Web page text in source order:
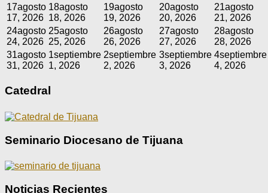
17agosto
17, 2026
18agosto
18, 2026
19agosto
19, 2026
20agosto
20, 2026
21agosto
21, 2026
24agosto
24, 2026
25agosto
25, 2026
26agosto
26, 2026
27agosto
27, 2026
28agosto
28, 2026
31agosto
31, 2026
1septiembre
1, 2026
2septiembre
2, 2026
3septiembre
3, 2026
4septiembre
4, 2026
Catedral
Seminario Diocesano de Tijuana
Noticias Recientes